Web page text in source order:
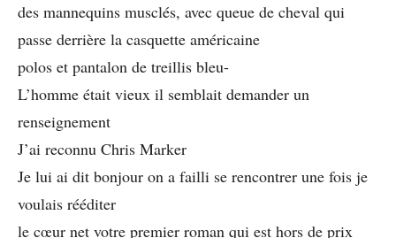
des mannequins musclés, avec queue de cheval qui
passe derrière la casquette américaine
polos et pantalon de treillis bleu-
L’homme était vieux il semblait demander un
renseignement
J’ai reconnu Chris Marker
Je lui ai dit bonjour on a failli se rencontrer une fois je
voulais rééditer
le cœur net votre premier roman qui est hors de prix